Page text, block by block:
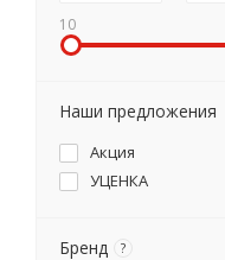
10
Наши предложения
Акция
УЦЕНКА
Бренд ?